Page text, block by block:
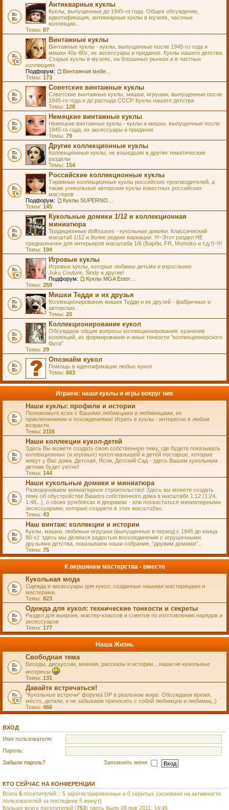
Антикварные куклы
Куклы, выпущенные до 1945-го года. Общее обсуждение,
идентификация, антикварные куклы в музеях, частные
коллекции...
Темы: 87
Винтажные куклы
Винтажные куклы - куклы, выпущенные после 1945-го года и
мишки 40х-80х, их аксессуары и приданое. Куклы нашего детства.
Старые куклы в музеях, на блошиных рынках и в частных
коллекциях.
Подфорум:
Темы: 173
Советские винтажные куклы
Советские винтажные куклы, мишки, игрушки, выпущенные после
1945-го года и до распада СССР. Куклы нашего детства
Темы: 128
Немецкие винтажные куклы
Немецкие винтажные куклы - куклы и мишки, выпущенные после
1945-го года, их аксессуары и приданое
Темы: 79
Другие коллекционные куклы
Коллекционные куклы, не вошедшие в другие тематические
разделы
Темы: 154
Российские коллекционные куклы
Тиражные коллекционные куклы российских производителей, а
также уникальные авторские куклы известных российских
мастеров
Подфорум:
Темы: 145
Кукольные домики 1/12 и коллекционная
миниатюра
Традиционные dollhouses - кукольные домики. Классический
масштаб 1/12 и более редкие вариации. !!!~Этот раздел НЕ
предназначен для интерьеров масштаба 1/6 (Барби, FR, Momoko и т.д.!)~!!!
Темы: 194
Игровые куклы
Игровые куклы, которые любимы детьми и взрослыми.
Juku Couture, Sindy и другие!
Подфорум:
Темы: 259
Мишки Тедди и их друзья
Коллекционирование мишек Тедди и их друзей - фабричных и
авторских.
Темы: 20
Коллекционирование кукол
Обсуждаем общие вопросы коллекционирования: хранение
коллекций, их формирование и иные тонкости "коллекционерского
быта".
Темы: 29
Опознаём кукол
Помощь в идентификации любых кукол
Темы: 683
Играем: наши куклы и игры вокруг них
Наши куклы: профили и истории
Познакомьте всех с Вашими любимцами и любимицами, их
приключениями и похождениями! Играть в куклы - интересно в любом
возрасте.
Темы: 2116
Наши коллекции кукол-детей
Здесь Вы можете создать свою собственную тему, где будете показывать
коллекционных (и игровых) кукол-малышей и детей постарше, которые
живут у Вас дома. Детская, Ясли, Детский Сад - здесь Вашим кукольным
деткам будет уютно!
Темы: 144
Наши кукольные домики и миниатюра
Разворачиваем миниатюрное строительство! Здесь вы можете создать
тему об обустройстве Вашего собственного дома в масштабе 1:12 (1:24,
1:48...), о своих румбоксах и диорамах - или похвастаться миниатюрными
аксессуарами, которые создаете в этих масштабах.
Темы: 43
Наш винтаж: коллекции и истории
Куклы, мишки, любимые игрушки (выпущенные в период с 1945 до конца
80-х): здесь мы делимся радостью воссоединения с игрушечными
друзьями детства, показываем наши собрания, "дружим домами"...
Темы: 75
К вершинам мастерства - вместе
Кукольная мода
Одежда и аксессуары для кукол, созданные нашими мастерицами и
мастерами.
Темы: 823
Одежда для кукол: технические тонкости и секреты
Раздел для выкроек, мастер-классов и советов по изготовлению нарядов и
аксессуаров
Темы: 177
Наша Жизнь
Свободная тема
Беседы, дискуссии, мнения, рассказы и истории... наши не-кукольные
интересы
Темы: 131
Давайте встречаться!
"Кукольные встречи" форума DP в реальном мире. Обсуждаем время,
место, детали, и не забываем приносить с собой любимцев и любимиц ;)
Темы: 466
ВХОД
Имя пользователя:
Пароль:
Забыли пароль?
Запомнить меня
КТО СЕЙЧАС НА КОНФЕРЕНЦИИ
Всего 5 посетителей :: 5 зарегистрированных и 0 скрытых (основано на активности
пользователей за последние 5 минут)
Больше всего посетителей (753) здесь было 09 янв 2011, 14:45